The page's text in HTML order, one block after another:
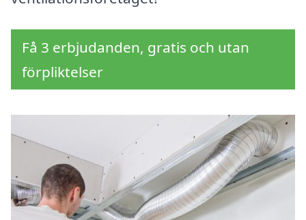
Få 3 erbjudanden, gratis och utan
förpliktelser